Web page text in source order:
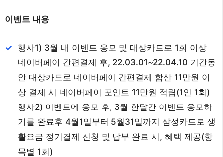
이벤트 내용
행사1) 3월 내 이벤트 응모 및 대상카드로 1회 이상
네이버페이 간편결제 후, 22.03.01~22.04.10 기간동
안 대상카드로 네이버페이 간편결제 합산 11만원 이
상 결제 시 네이버페이 포인트 11만원 적립(1인 1회)
행사2) 이벤트에 응모 후, 3월 한달간 이벤트 응모하
기를 완료후 4월1일부터 5월31일까지 삼성카드로 생
활요금 정기결제 신청 및 납부 완료 시, 혜택 제공(항
목별 1회)